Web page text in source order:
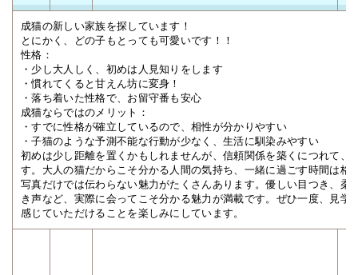
成猫の新しい家族を探しています！
とにかく、どの子もとっても可愛いです！！
性格：
・少し大人しく、初めは人見知りをします
・慣れてくると甘えん坊に変身！
・落ち着いた性格で、お留守番も安心
成猫ならではのメリット：
・すでに性格が確立しているので、相性が分かりやすい
・子猫のような予測不能な行動が少なく、生活に馴染みやすい
初めは少し距離を置くかもしれませんが、信頼関係を築くにつれて、
す。大人の猫だからこそ分かる人間の気持ち、一緒に過ごす時間は格
写真だけでは伝わらない魅力がたくさんあります。優しい目つき、柔
き声など、実際に会ってこそ分かる魅力が満載です。ぜひ一度、見学
感じていただけることを楽しみにしています。